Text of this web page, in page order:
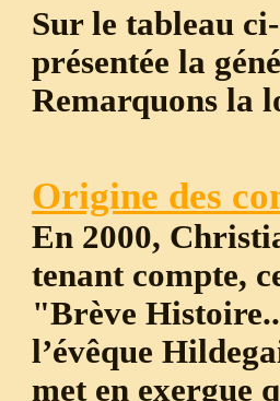
Sur le tableau
présentée la
Remarquons la
Origine des
En 2000,
tenant compte,
"Brève
l’évêque
met en exergue